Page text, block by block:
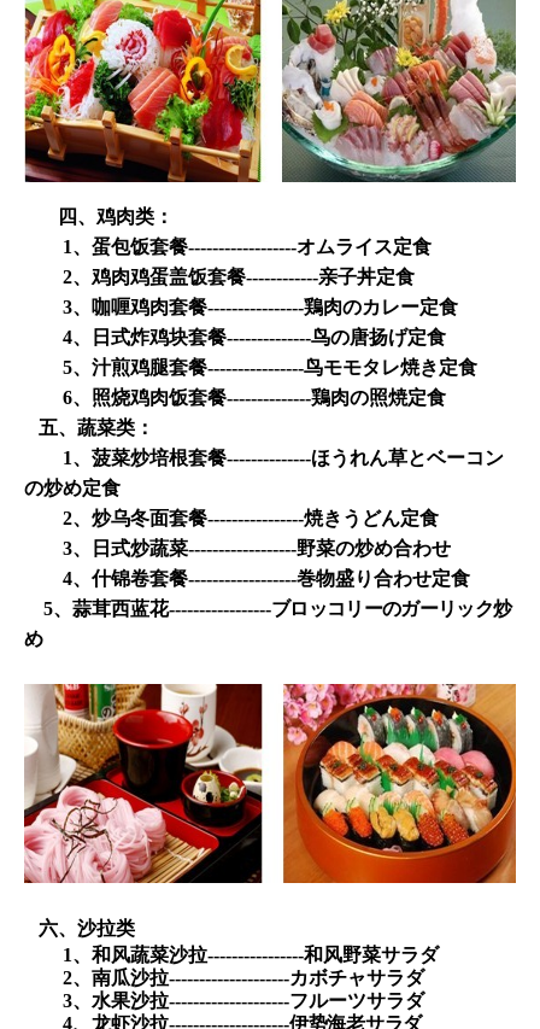
四、鸡肉类：
1、蛋包饭套餐------------------オムライス定食
2、鸡肉鸡蛋盖饭套餐------------亲子丼定食
3、咖喱鸡肉套餐----------------鶏肉のカレー定食
4、日式炸鸡块套餐--------------鸟の唐扬げ定食
5、汁煎鸡腿套餐----------------鸟モモタレ焼き定食
6、照烧鸡肉饭套餐--------------鶏肉の照焼定食
五、蔬菜类：
1、菠菜炒培根套餐--------------ほうれん草とベーコン
の炒め定食
2、炒乌冬面套餐----------------焼きうどん定食
3、日式炒蔬菜------------------野菜の炒め合わせ
4、什锦卷套餐------------------巻物盛り合わせ定食
5、蒜茸西蓝花-----------------ブロッコリーのガーリック炒
め
六、沙拉类
1、和风蔬菜沙拉----------------和风野菜サラダ
2、南瓜沙拉--------------------カボチャサラダ
3、水果沙拉--------------------フルーツサラダ
4、龙虾沙拉--------------------伊势海老サラダ